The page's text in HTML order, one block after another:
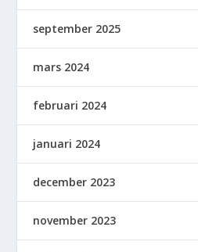
september 2025
mars 2024
februari 2024
januari 2024
december 2023
november 2023